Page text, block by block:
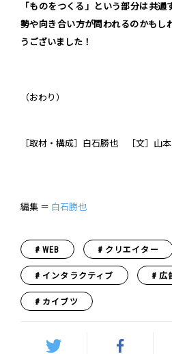
「ものをつくる」という部分は共
勢や向き合い方が問われるのかもし
うございました！
（おわり）
［取材・構成］白石勝也 ［文］山
編集 ＝ 白石勝也
WEB クリエイター
インタラクティブ 広
カイブツ